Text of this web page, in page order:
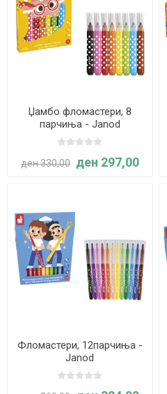
Џамбо фломастери, 8
парчиња - Janod
ден 330,00 ден 297,00
Фломастери, 12парчиња -
Janod